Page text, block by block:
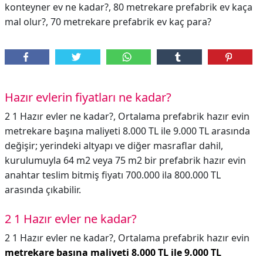
konteyner ev ne kadar?, 80 metrekare prefabrik ev kaça
mal olur?, 70 metrekare prefabrik ev kaç para?
Hazır evlerin fiyatları ne kadar?
2 1 Hazır evler ne kadar?, Ortalama prefabrik hazır evin
metrekare başına maliyeti 8.000 TL ile 9.000 TL arasında
değişir; yerindeki altyapı ve diğer masraflar dahil,
kurulumuyla 64 m2 veya 75 m2 bir prefabrik hazır evin
anahtar teslim bitmiş fiyatı 700.000 ila 800.000 TL
arasında çıkabilir.
2 1 Hazır evler ne kadar?
2 1 Hazır evler ne kadar?, Ortalama prefabrik hazır evin
metrekare başına maliyeti 8.000 TL ile 9.000 TL